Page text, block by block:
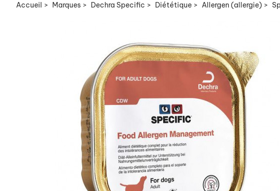
Accueil > Marques > Dechra Specific > Diététique > Allergen (allergie) >